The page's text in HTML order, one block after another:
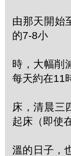
由那天開始
的7-8小
時，大幅削
每天約在11
床，清晨三
起床（即使
溫的日子，